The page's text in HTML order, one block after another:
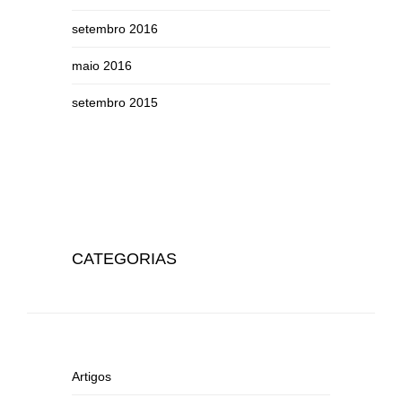
setembro 2016
maio 2016
setembro 2015
CATEGORIAS
Artigos